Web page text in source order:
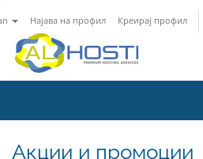
Најава на профил Креирај профил
Акции и промоции